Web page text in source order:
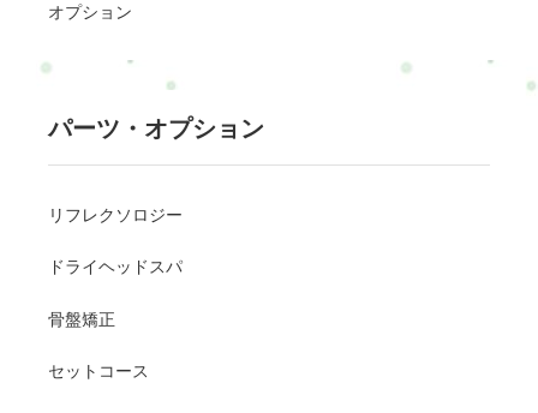
オプション
パーツ・オプション
リフレクソロジー
ドライヘッドスパ
骨盤矯正
セットコース